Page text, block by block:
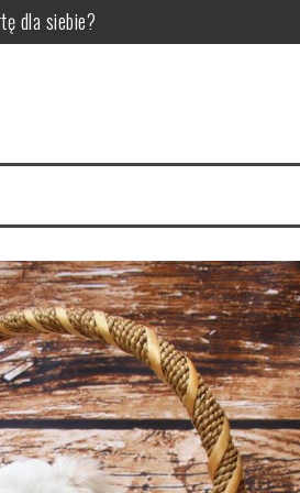
dla siebie?
pupila
do diety trzody chlewnej?
wpływające na jakość zgrzein